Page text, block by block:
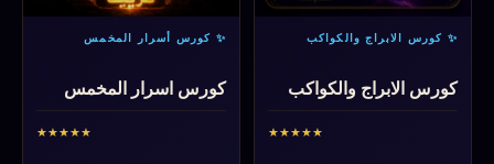
✨ كورس الابراج والكواكب
كورس الابراج والكواكب
★
★
★
★
★
✨ كورس أسرار المخمس
كورس اسرار المخمس
★
★
★
★
★